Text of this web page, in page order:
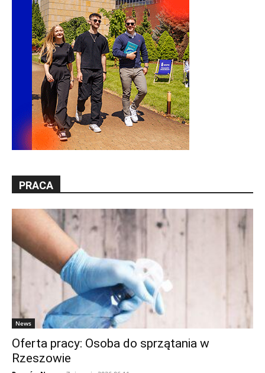
PRACA
News
Oferta pracy: Osoba do sprzątania w
Rzeszowie